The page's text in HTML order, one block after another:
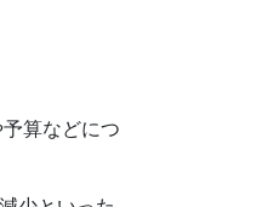
算などにつ